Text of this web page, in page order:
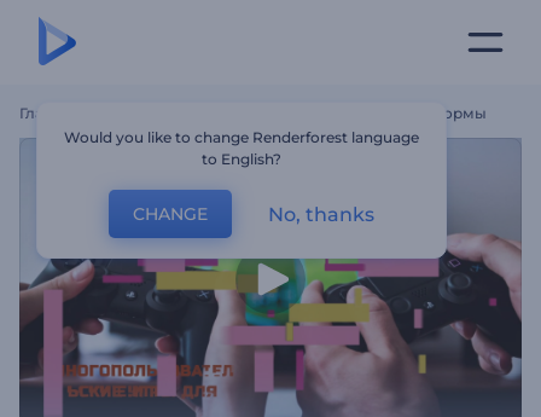
Главная Промо Для Онлайн Игровой Платформы
Would you like to change Renderforest language
to English?
CHANGE No, thanks